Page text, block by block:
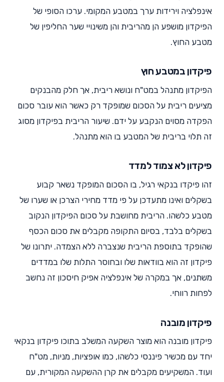
אינפלציה וירידות ערך במטבע המקומי. ערכו הסופי של
הפיקדון מושפע הן מהריבית והן משינויי שער החליפין של
מטבע החוץ.
פיקדון במטבע חוץ
הפיקדון מתנהל במט"ח ונושא ריבית, אך חלק מהבנקים
מציעים ריבית על הסכום שמופקד רק כאשר הוא עובר סכום
הפקדה מסוים הנקבע על ידם. שיעור הריבית בפיקדון מסוג
זה תלוי בריבית של המטבע בו הוא מתנהל.
פיקדון לא צמוד למדד
זהו פיקדו בנקאי רגיל, בו הסכום המופקד נשאר קבוע
בשקלים ואינו מתעדכן על פי מדד מחירי הצרכן או שערו של
מטבע כלשהו. הריבית מחושבת על סכום הפיקדון הנקוב
בשקלים בלבד, בסיום התקופה מקבלים את סכום הכסף
שהופקד בתוספת הריבית שנצברה ללא הצמדה. יתרונו של
פיקדון זה הוא בוודאות שלו ובחוסר התלות שלו במדדים
משתנים, אך במקרה של אינפלציה אפיק חיסכון זה נחשב
לפחות רווחי.
פיקדון מובנה
פיקדון מובנה הוא מוצר השקעה המשלב בתוכו פיקדון בנקאי
יחד עם מכשיר פיננסי כלשהו, כמו אופציות, מניות, מט"ח
ועוד. המשקיעים מקבלים את קרן ההשקעה המקורית, עם